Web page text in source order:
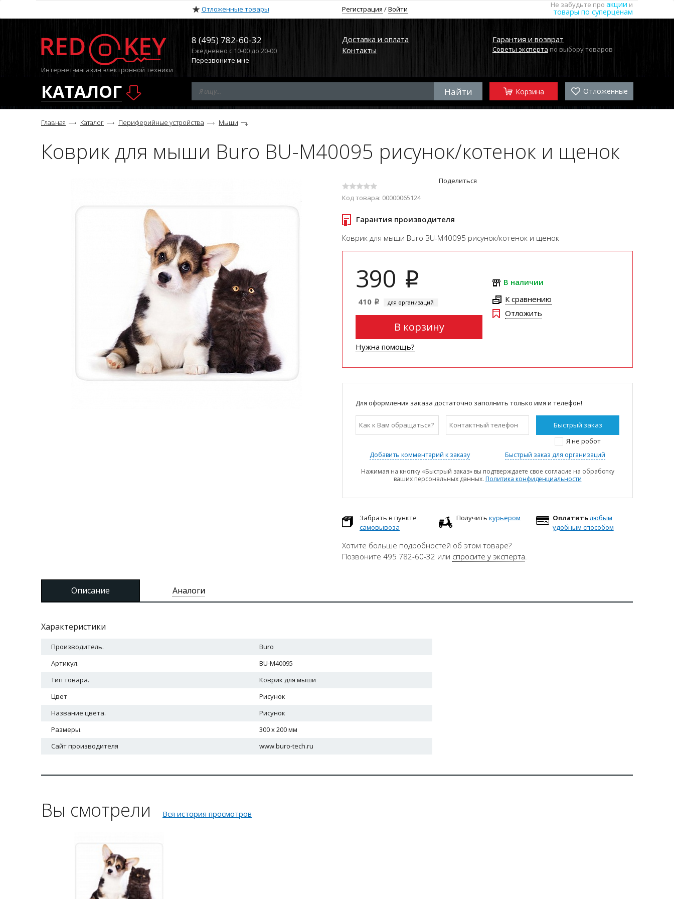
Отложенные товары Регистрация /Войти Не забудьте про акции и
товары по суперценам
Интернет-магазин электронной техники
8 (495) 782-60-32
Ежедневно с 10-00 до 20-00
Перезвоните мне
Доставка и оплата
Контакты
Гарантия и возврат
Советы эксперта по выбору товаров
КАТАЛОГ Корзина Отложенные
Главная Каталог Периферийные устройства Мыши
Коврик для мыши Buro BU-M40095 рисунок/котенок и щенок
Поделиться
Код товара: 00000065124
Гарантия производителя
Коврик для мыши Buro BU-M40095 рисунок/котенок и щенок
390 i
410 i для организаций
В корзину
Нужна помощь?
В наличии
К сравнению
Отложить
Для оформления заказа достаточно заполнить только имя и телефон!
Я не робот
Добавить комментарий к заказу
Быстрый заказ для организаций
Нажимая на кнопку «Быстрый заказ» вы подтверждаете свое согласие на обработку
ваших персональных данных. Политика конфиденциальности
Забрать в пункте
самовывоза
Получитькурьером Оплатитьлюбым
удобным способом
Хотите больше подробностей об этом товаре?
Позвоните 495 782-60-32 или спросите у эксперта.
Описание Аналоги
Характеристики
Производитель.
Buro
Артикул.
BU-M40095
Тип товара.
Коврик для мыши
Цвет
Рисунок
Название цвета.
Рисунок
Размеры.
300 х 200 мм
Сайт производителя
www.buro-tech.ru
Вы смотрели Вся история просмотров